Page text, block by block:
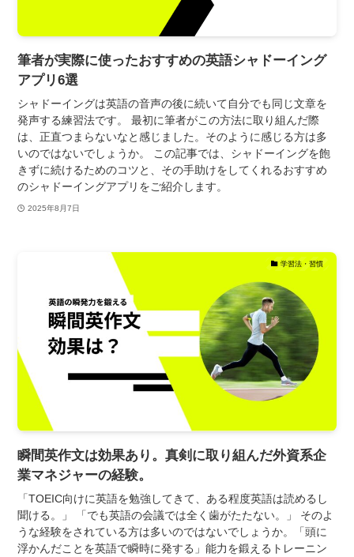
筆者が実際に使ったおすすめの英語シャドーイング
アプリ6選
シャドーイングは英語の音声の後に続いて自分でも同じ文章を
発声する練習法です。 最初に筆者がこの方法に取り組んだ際
は、正直つまらないなと感じました。そのように感じる方は多
いのではないでしょうか。 この記事では、シャドーイングを飽
きずに続けるためのコツと、その手助けをしてくれるおすすめ
のシャドーイングアプリをご紹介します。
2025年8月7日
学習法・習慣
瞬間英作文は効果あり。真剣に取り組んだ外資系企
業マネジャーの経験。
「TOEIC向けに英語を勉強してきて、ある程度英語は読めるし
聞ける。」 「でも英語の会議では全く歯がたたない。」 そのよ
うな経験をされている方は多いのではないでしょうか。「頭に
浮かんだことを英語で瞬時に発する」能力を鍛えるトレーニン